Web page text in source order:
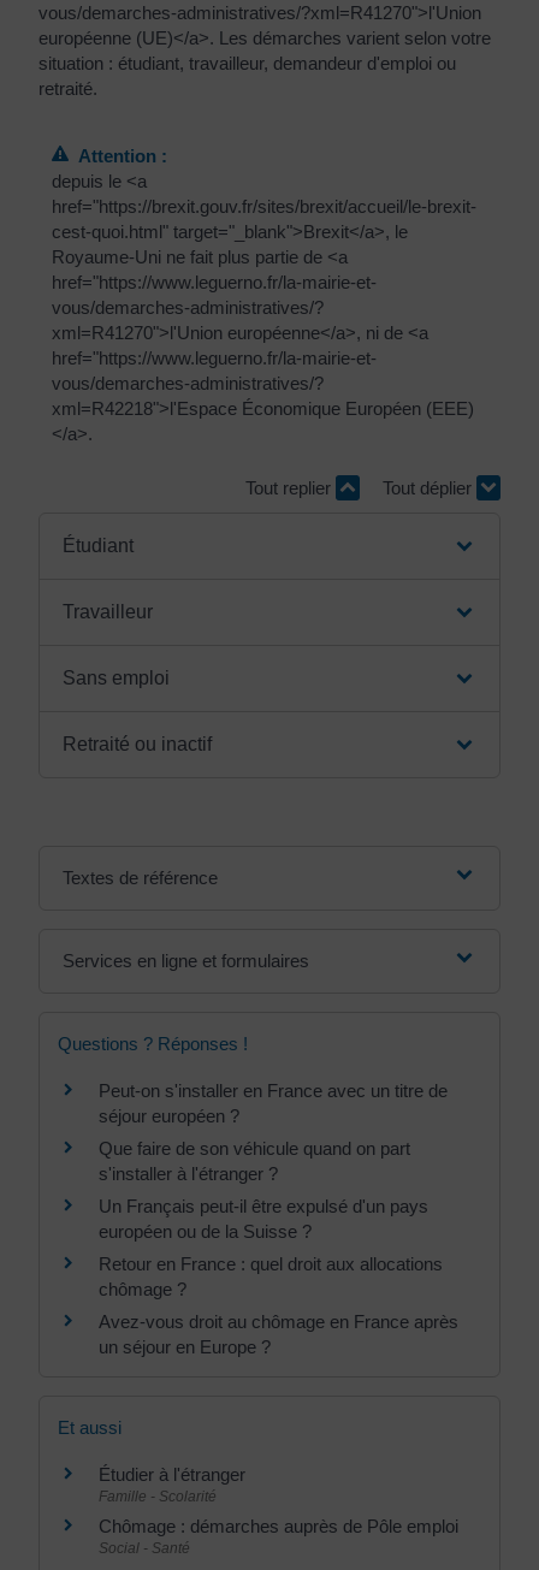
vous/demarches-administratives/?xml=R41270">l'Union
européenne (UE)</a>. Les démarches varient selon votre
situation : étudiant, travailleur, demandeur d'emploi ou
retraité.
Attention :
depuis le <a
href="https://brexit.gouv.fr/sites/brexit/accueil/le-brexit-
cest-quoi.html" target="_blank">Brexit</a>, le
Royaume-Uni ne fait plus partie de <a
href="https://www.leguerno.fr/la-mairie-et-
vous/demarches-administratives/?
xml=R41270">l'Union européenne</a>, ni de <a
href="https://www.leguerno.fr/la-mairie-et-
vous/demarches-administratives/?
xml=R42218">l'Espace Économique Européen (EEE)
</a>.
Tout replier Tout déplier
Étudiant
Travailleur
Sans emploi
Retraité ou inactif
Textes de référence
Services en ligne et formulaires
Questions ? Réponses !
Peut-on s'installer en France avec un titre de
séjour européen ?
Que faire de son véhicule quand on part
s'installer à l'étranger ?
Un Français peut-il être expulsé d'un pays
européen ou de la Suisse ?
Retour en France : quel droit aux allocations
chômage ?
Avez-vous droit au chômage en France après
un séjour en Europe ?
Et aussi
Étudier à l'étranger
Famille - Scolarité
Chômage : démarches auprès de Pôle emploi
Social - Santé